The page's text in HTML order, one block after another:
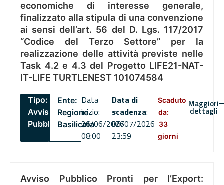
economiche di interesse generale,
finalizzato alla stipula di una convenzione
ai sensi dell’art. 56 del D. Lgs. 117/2017
“Codice del Terzo Settore” per la
realizzazione delle attività previste nelle
Task 4.2 e 4.3 del Progetto LIFE21-NAT-
IT-LIFE TURTLENEST 101074584
Tipo:
Avviso
Pubblico
Ente:
Regione
Basilicata
Data
inizio:
26/06/2026
08:00
Data di
scadenza:
06/07/2026
23:59
Scaduto
da:
33
giorni
Maggiori
dettagli
Avviso Pubblico Pronti per l’Export: